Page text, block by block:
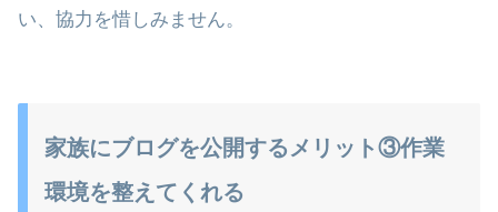
い、協力を惜しみません。
家族にブログを公開するメリット③作業
環境を整えてくれる